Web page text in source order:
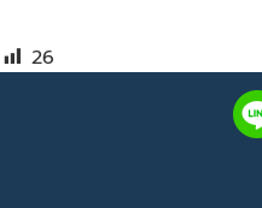
26